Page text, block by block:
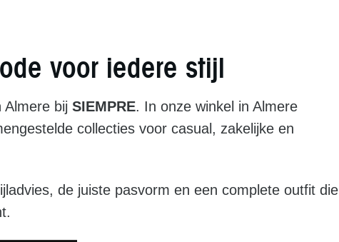
voor iedere stijl
bij SIEMPRE. In onze winkel in Almere
collecties voor casual, zakelijke en
de juiste pasvorm en een complete outfit die